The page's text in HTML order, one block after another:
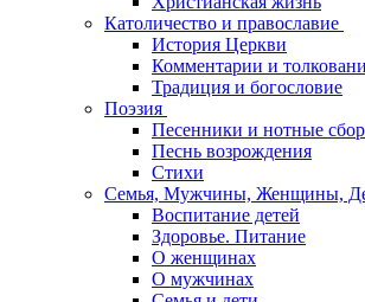
Католичество и православие
История Церкви
Комментарии и
Традиция и богословие
Поэзия
Песенники и нотные
Песнь возрождения
Стихи
Семья, Мужчины, Женщины,
Воспитание детей
Здоровье. Питание
О женщинах
О мужчинах